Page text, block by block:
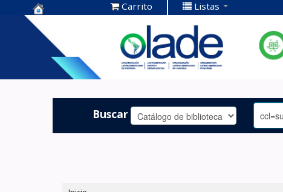
Centro de
Documentación
OLADE -
Carrito Listas
Buscar